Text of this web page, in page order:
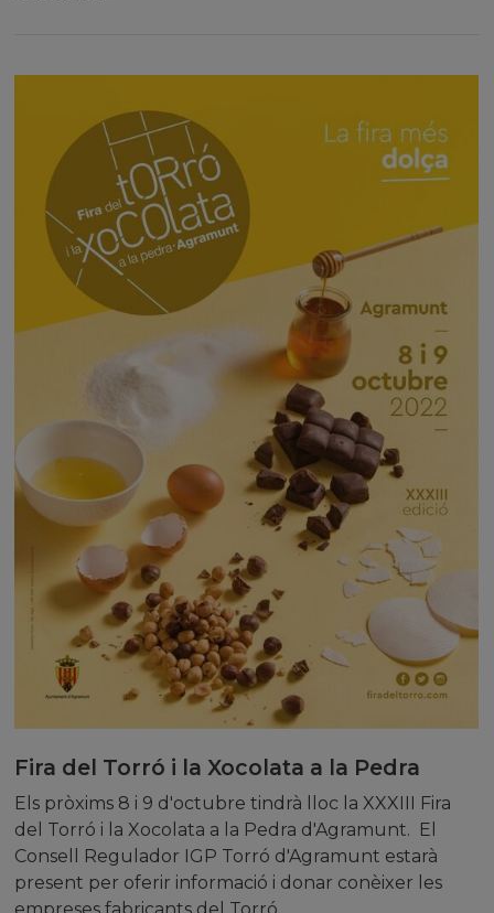
Fira del Torró i la Xocolata a la Pedra
Els pròxims 8 i 9 d'octubre tindrà lloc la XXXIII Fira
del Torró i la Xocolata a la Pedra d'Agramunt. El
Consell Regulador IGP Torró d'Agramunt estarà
present per oferir informació i donar conèixer les